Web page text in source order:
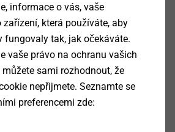
pro prefabrikované
obkladem
informace o vás, vaše
zařízení, která používáte, aby
fungovaly tak, jak očekáváte.
vaše právo na ochranu vašich
sami rozhodnout, že
nepřijmete. Seznamte se
preferencemi zde: